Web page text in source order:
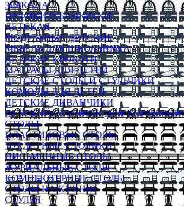
ЗЕРКАЛА
ПУФИКИ И БАНКЕТКИ
ДЕТСКАЯ
МОДУЛЬНЫЕ ДЕТСКИЕ
МЕБЕЛЬ ДЛЯ ШКОЛЬНИКА
ДЕТСКИЕ КРОВАТИ
МАТРАСЫ ДЛЯ ДЕТЕЙ
ДЕТСКИЕ СТОЛЫ И СТУЛЬЧИКИ
КОМОДЫ ДЛЯ ДЕТЕЙ
ДЕТСКИЕ ДИВАНЧИКИ
ДЕТСКИЙ СТУЛЬЧИК ДЛЯ
СТОЛЫ
ПЛАСТИКОВЫЕ СТОЛЫ
ТУАЛЕТНЫЕ СТОЛИКИ
ПИСЬМЕННЫЕ СТОЛЫ
ЖУРНАЛЬНЫЕ СТОЛЫ
КОМПЬЮТЕРНЫЕ СТОЛЫ
СТОЛЫ НА КУХНЮ
СТУЛЬЯ